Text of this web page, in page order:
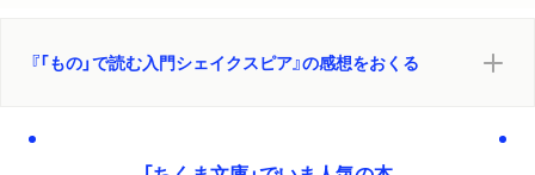
『「もの」で読む入門シェイクスピア』の感想をおくる